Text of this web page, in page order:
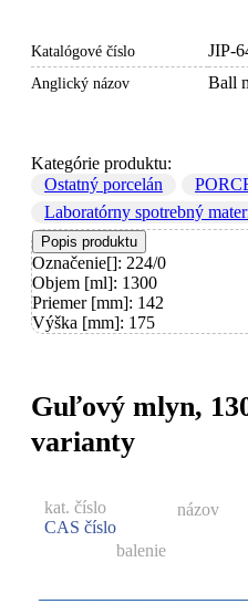
Katalógové číslo JIP-
Anglický názov Ball
Kategórie produktu:
Ostatný porcelán
Laboratórny spotrebný
Popis produktu
Označenie[]: 224/0
Objem [ml]: 1300
Priemer [mm]: 142
Výška [mm]: 175
Guľový mlyn,
varianty
kat. číslo
CAS číslo
názov
balenie